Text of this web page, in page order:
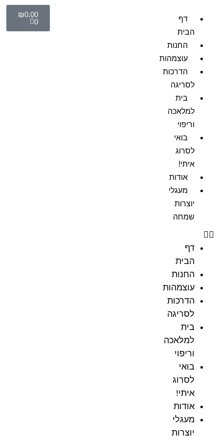
דף
הבית
החנות
עוצמהות
הדרכות
לסריגה
בית
למלאכה
וריפוי
בואי
לסרוג
איתי!
אודות
מעגלי
יוצרות
שמחה
דף
הבית
החנות
עוצמהות
הדרכות
לסריגה
בית
למלאכה
וריפוי
בואי
לסרוג
איתי!
אודות
מעגלי
יוצרות
₪0.00
0